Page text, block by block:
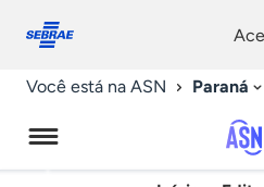
conosco
Você está na ASN Paraná